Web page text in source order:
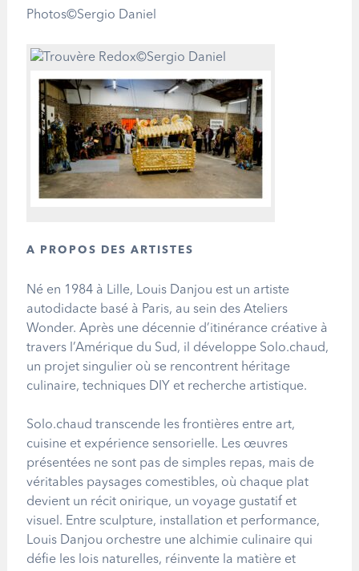
Photos©Sergio Daniel
A PROPOS DES ARTISTES
Né en 1984 à Lille, Louis Danjou est un artiste
autodidacte basé à Paris, au sein des Ateliers
Wonder. Après une décennie d’itinérance créative à
travers l’Amérique du Sud, il développe Solo.chaud,
un projet singulier où se rencontrent héritage
culinaire, techniques DIY et recherche artistique.
Solo.chaud transcende les frontières entre art,
cuisine et expérience sensorielle. Les œuvres
présentées ne sont pas de simples repas, mais de
véritables paysages comestibles, où chaque plat
devient un récit onirique, un voyage gustatif et
visuel. Entre sculpture, installation et performance,
Louis Danjou orchestre une alchimie culinaire qui
défie les lois naturelles, réinvente la matière et